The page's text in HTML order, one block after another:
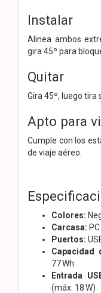
Instalar
Alinea ambos
gira 45º para
Quitar
Gira 45º, luego tira
Apto para
Cumple con los
de viaje aéreo.
Colores:
Carcasa:
Puertos:
Capacidad
77 Wh
Entrada
(máx. 18 W)